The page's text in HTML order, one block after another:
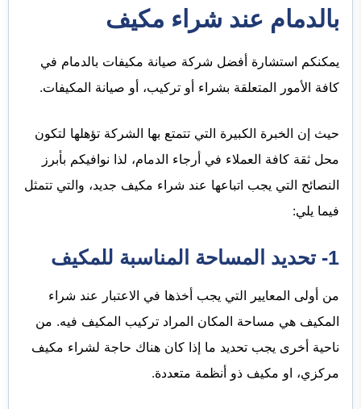
بالدمام عند شراء مكيف
يمكنكم استشارة أفضل شركة صيانة مكيفات بالدمام في
كافة الأمور المتعلقة بشراء أو تركيب، أو صيانة المكيفات.
حيث إن الخبرة الكبيرة التي تتمتع بها الشركة تؤهلها لتكون
محل ثقة كافة العملاء في أرجاء الدمام، لذا نوافيكم بأبرز
النصائح التي يجب اتباعها عند شراء مكيف جديد، والتي تتمثل
فيما يلي:
1- تحديد المساحة المناسبة للمكيف
من أولى المعايير التي يجب أخذها في الاعتبار عند شراء
المكيف هي مساحة المكان المراد تركيب المكيف فيه. من
ناحية أخرى يجب تحديد ما إذا كان هناك حاجة لشراء مكيف
مركزي، او مكيف ذو أنظمة متعددة.